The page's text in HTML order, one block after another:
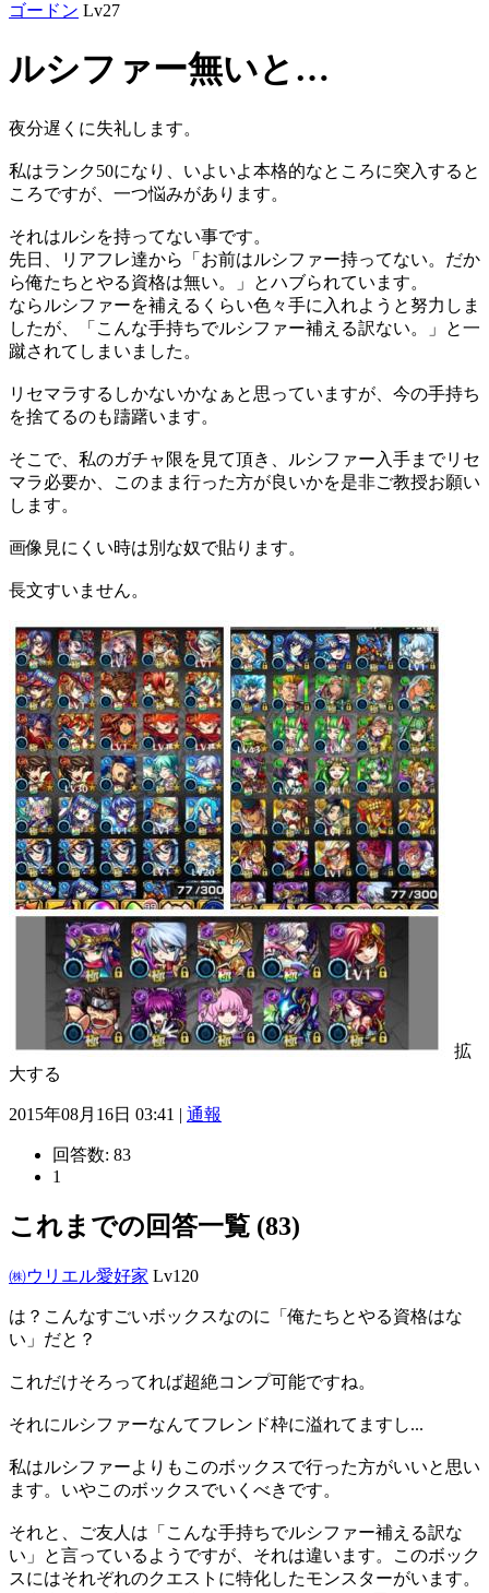
ゴードン Lv27
ルシファー無いと…
夜分遅くに失礼します。
私はランク50になり、いよいよ本格的なところに突入すると
ころですが、一つ悩みがあります。
それはルシを持ってない事です。
先日、リアフレ達から「お前はルシファー持ってない。だか
ら俺たちとやる資格は無い。」とハブられています。
ならルシファーを補えるくらい色々手に入れようと努力しま
したが、「こんな手持ちでルシファー補える訳ない。」と一
蹴されてしまいました。
リセマラするしかないかなぁと思っていますが、今の手持ち
を捨てるのも躊躇います。
そこで、私のガチャ限を見て頂き、ルシファー入手までリセ
マラ必要か、このまま行った方が良いかを是非ご教授お願い
します。
画像見にくい時は別な奴で貼ります。
長文すいません。
拡
大する
2015年08月16日 03:41 | 通報
回答数: 83
1
これまでの回答一覧 (83)
㈱ウリエル愛好家 Lv120
は？こんなすごいボックスなのに「俺たちとやる資格はな
い」だと？
これだけそろってれば超絶コンプ可能ですね。
それにルシファーなんてフレンド枠に溢れてますし...
私はルシファーよりもこのボックスで行った方がいいと思い
ます。いやこのボックスでいくべきです。
それと、ご友人は「こんな手持ちでルシファー補える訳な
い」と言っているようですが、それは違います。このボック
スにはそれぞれのクエストに特化したモンスターがいます。